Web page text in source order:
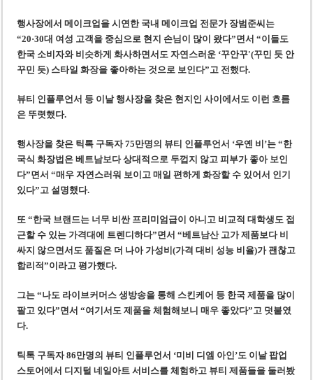
행사장에서 메이크업을 시연한 국내 메이크업 전문가 장범준씨는
“20·30대 여성 고객을 중심으로 현지 손님이 많이 왔다”면서 “이들도
한국 소비자와 비슷하게 화사하면서도 자연스러운 ‘꾸안꾸'(꾸민 듯 안
꾸민 듯) 스타일 화장을 좋아하는 것으로 보인다”고 전했다.
뷰티 인플루언서 등 이날 행사장을 찾은 현지인 사이에서도 이런 흐름
은 뚜렷했다.
행사장을 찾은 틱톡 구독자 75만명의 뷰티 인플루언서 ‘우옌 비’는 “한
국식 화장법은 베트남보다 상대적으로 두껍지 않고 피부가 좋아 보인
다”면서 “매우 자연스러워 보이고 매일 편하게 화장할 수 있어서 인기
있다”고 설명했다.
또 “한국 브랜드는 너무 비싼 프리미엄급이 아니고 비교적 대학생도 접
근할 수 있는 가격대에 트렌디하다”면서 “베트남산 고가 제품보다 비
싸지 않으면서도 품질은 더 나아 가성비(가격 대비 성능 비율)가 괜찮고
합리적”이라고 평가했다.
그는 “나도 라이브커머스 생방송을 통해 스킨케어 등 한국 제품을 많이
팔고 있다”면서 “여기서도 제품을 체험해보니 매우 좋았다”고 덧붙였
다.
틱톡 구독자 86만명의 뷰티 인플루언서 ‘미비 디엠 아인’도 이날 팝업
스토어에서 디지털 네일아트 서비스를 체험하고 뷰티 제품들을 둘러봤